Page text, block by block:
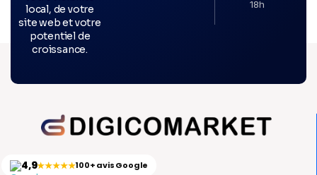
local, de votre
site web et votre
potentiel de
croissance.
18h
4,9★★★★★100+ avis Google